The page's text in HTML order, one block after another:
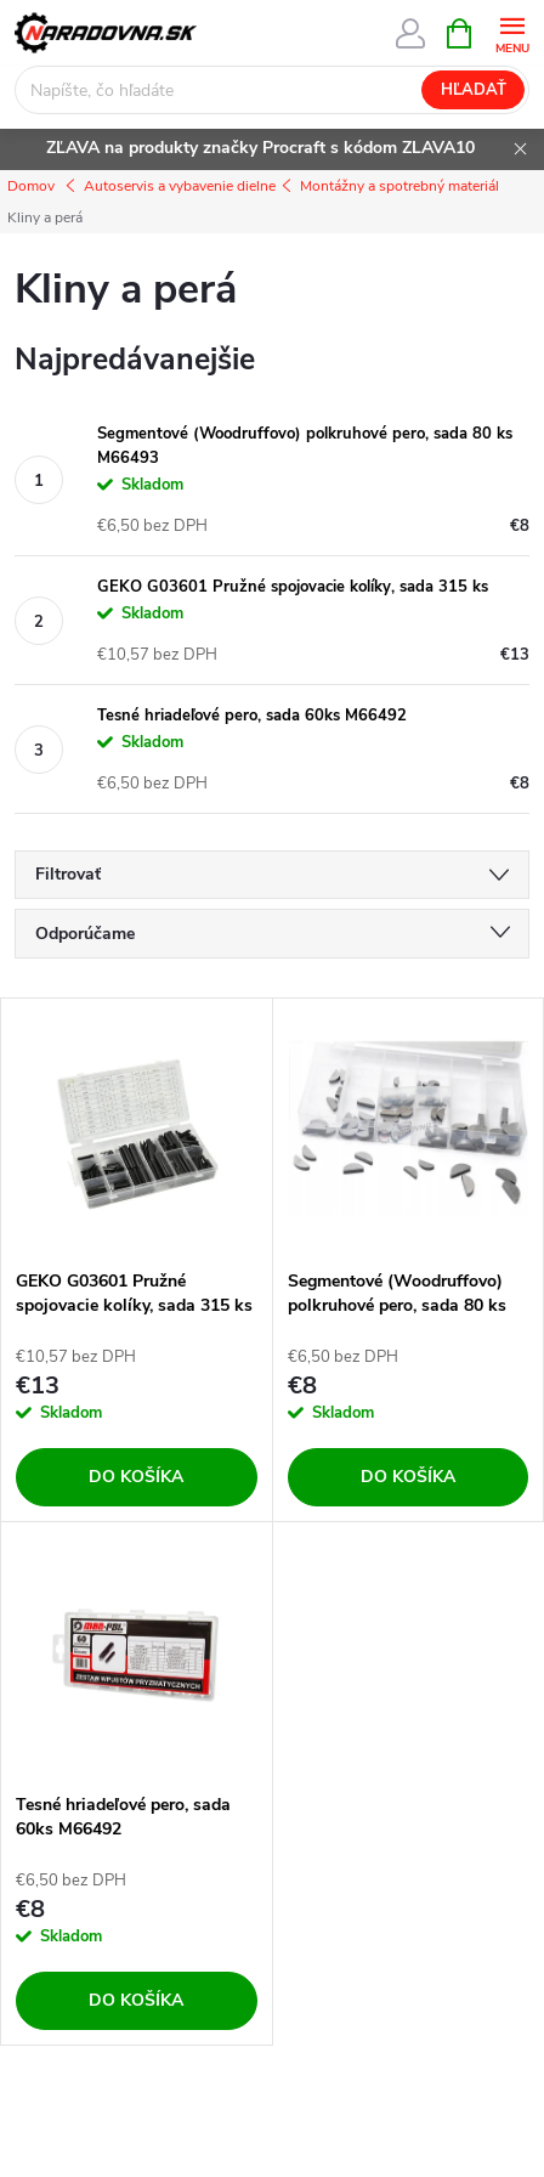
Prejsť
na
obsah
HĽADAŤ
KOŠÍK
ZĽAVA na produkty značky Procraft s kódom ZLAVA10
Domov Autoservis a vybavenie dielne
Montážny a spotrebný materiál
Kliny a perá
Kliny a perá
Najpredávanejšie
Segmentové (Woodruffovo) polkruhové pero, sada 80 ks
M66493
Skladom
€8
€6,50 bez DPH
GEKO G03601 Pružné spojovacie kolíky, sada 315 ks
Skladom
€13
€10,57 bez DPH
Tesné hriadeľové pero, sada 60ks M66492
Skladom
€8
€6,50 bez DPH
Filtrovať
R
a
e
p
r
o
d
o
v
Odporúčame
Najpredávanejšie
Abecedne
s
p
r
o
d
v
GEKO G03601 Pružné
spojovacie kolíky, sada 315 ks
€10,57 bez DPH
€13
Skladom
DO KOŠÍKA
Segmentové (Woodruffovo)
polkruhové pero, sada 80 ks
€6,50 bez DPH
€8
Skladom
DO KOŠÍKA
Tesné hriadeľové pero, sada
60ks M66492
€6,50 bez DPH
€8
Skladom
DO KOŠÍKA